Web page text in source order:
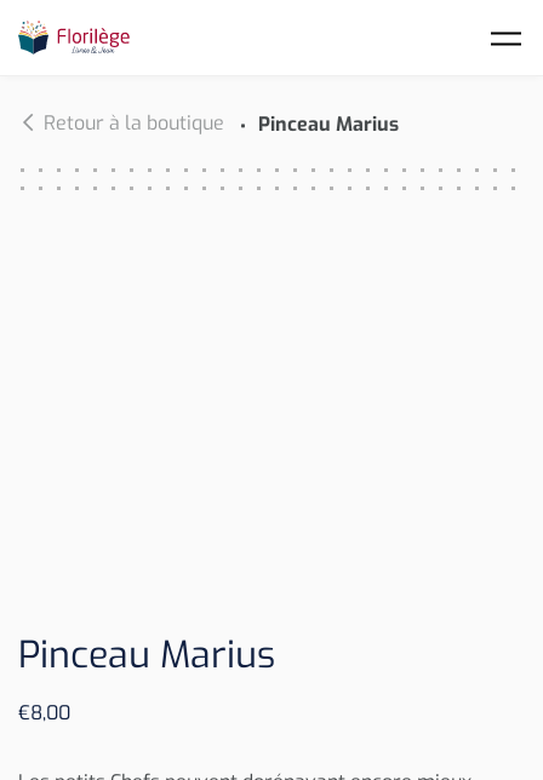
Retour à la boutique Pinceau Marius
Pinceau Marius
€8,00